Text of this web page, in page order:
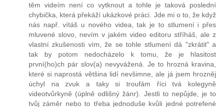
těm videím není co vytknout a tohle je taková poslední
chybička, která překáží ukázkové práci. Jde mi o to, že když
nás např. vítáš u nového videa, tak je to stlumení i přes
mluvené slovo, nevím v jakém video editoru stříháš, ale z
vlastní zkušenosti vím, že se tohle stlumení dá "zkrátit" a
tak by potom nedocházelo k tomu, že je hlasitost
první(ho)ch pár slov(a) nevyvážená. Je to hrozná kravina,
které si naprostá většina lidí nevšimne, ale já jsem hrozněj
úchyl na zvuk a taky si troufám říci tvá kolegyně
videotvůrkyně (úplně odlišný žánr). Jestli to nepůjde, je to
tvůj záměr nebo to třeba jednoduše kvůli jedné potrefené